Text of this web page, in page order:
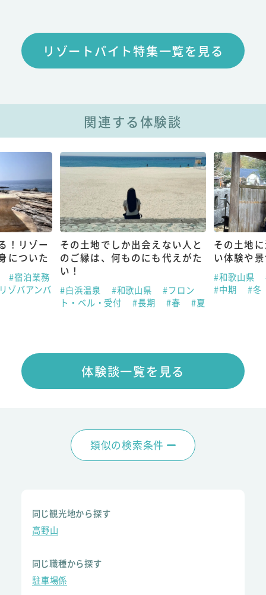
リゾートバイト特集一覧を見る
関連する体験談
！リゾー
についた
#宿泊業務
ゾバアンバ
その土地でしか出会えない人と
のご縁は、何ものにも代えがた
い！
#白浜温泉 #和歌山県
#フロン
ト・ベル・受付
#長期 #春 #夏
その土地
い体験や
#和歌山県
#中期
#冬
体験談一覧を見る
類似の検索条件
同じ観光地から探す
高野山
同じ職種から探す
駐車場係